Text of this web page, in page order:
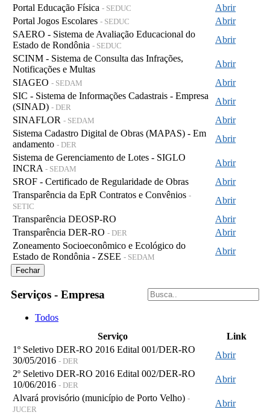
Portal Educação Física - SEDUC
Abrir
Portal Jogos Escolares - SEDUC
Abrir
SAERO - Sistema de Avaliação Educacional do
Estado de Rondônia - SEDUC
Abrir
SCINM - Sistema de Consulta das Infrações,
Notificações e Multas
Abrir
SIAGEO - SEDAM
Abrir
SIC - Sistema de Informações Cadastrais - Empresa
(SINAD) - DER
Abrir
SINAFLOR - SEDAM
Abrir
Sistema Cadastro Digital de Obras (MAPAS) - Em
andamento - DER
Abrir
Sistema de Gerenciamento de Lotes - SIGLO
INCRA - SEDAM
Abrir
SROF - Certificado de Regularidade de Obras
Abrir
Transparência da EpR Contratos e Convênios -
SETIC
Abrir
Transparência DEOSP-RO
Abrir
Transparência DER-RO - DER
Abrir
Zoneamento Socioeconômico e Ecológico do
Estado de Rondônia - ZSEE - SEDAM
Abrir
Fechar
Serviços - Empresa
Todos
Serviço
Link
1º Seletivo DER-RO 2016 Edital 001/DER-RO
30/05/2016 - DER
Abrir
2º Seletivo DER-RO 2016 Edital 002/DER-RO
10/06/2016 - DER
Abrir
Alvará provisório (município de Porto Velho) -
JUCER
Abrir